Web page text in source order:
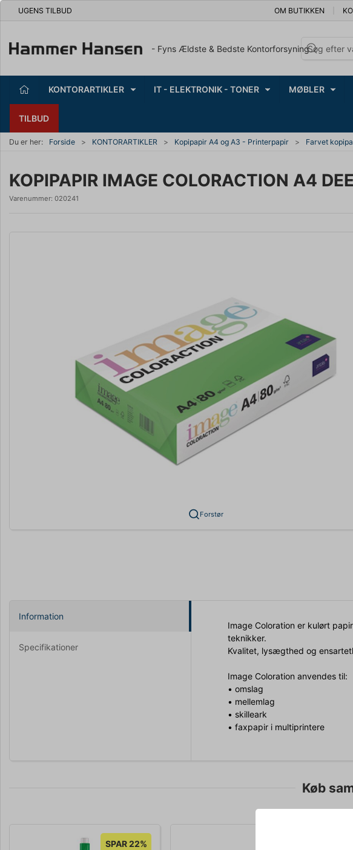
UGENS TILBUD OM BUTIKKEN
- Fyns Ældste & Bedste Kontorforsyning
KONTORARTIKLER IT - ELEKTRONIK - TONER MØBLER
TILBUD
Du er her: Forside KONTORARTIKLER Kopipapir A4 og A3 - Printerpapir Farvet
KOPIPAPIR IMAGE COLORACTION A4
Varenummer: 020241
Forstør
Information
Specifikationer
Image Coloration er kulørt
teknikker.
Kvalitet, lysægthed og
Image Coloration anvendes til:
• omslag
• mellemlag
• skilleark
• faxpapir i multiprintere
Køb
SPAR 22%